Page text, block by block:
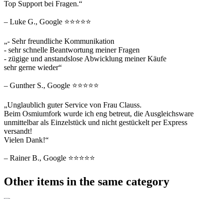
Top Support bei Fragen.“
– Luke G., Google ⭐⭐⭐⭐⭐
„- Sehr freundliche Kommunikation
- sehr schnelle Beantwortung meiner Fragen
- zügige und anstandslose Abwicklung meiner Käufe
sehr gerne wieder“
– Gunther S., Google ⭐⭐⭐⭐⭐
„Unglaublich guter Service von Frau Clauss.
Beim Osmiumfork wurde ich eng betreut, die Ausgleichsware
unmittelbar als Einzelstück und nicht gestückelt per Express
versandt!
Vielen Dank!“
– Rainer B., Google ⭐⭐⭐⭐⭐
Other items in the same category